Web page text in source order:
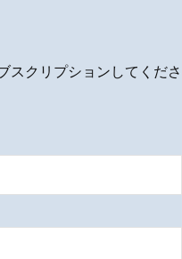
s
スクリプションしてくださ